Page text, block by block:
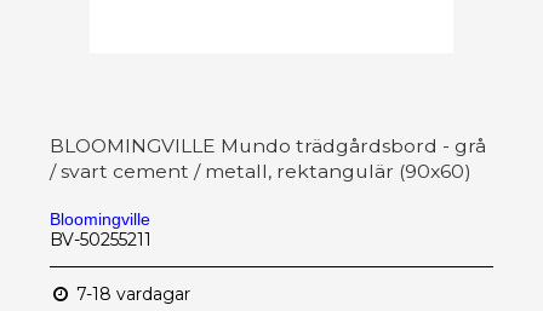
BLOOMINGVILLE Mundo trädgårdsbord - grå
/ svart cement / metall, rektangulär (90x60)
Bloomingville
BV-50255211
7-18 vardagar